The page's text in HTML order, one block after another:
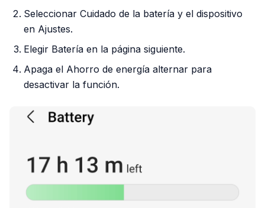
Seleccionar Cuidado de la batería y el dispositivo
en Ajustes.
Elegir Batería en la página siguiente.
Apaga el Ahorro de energía alternar para
desactivar la función.